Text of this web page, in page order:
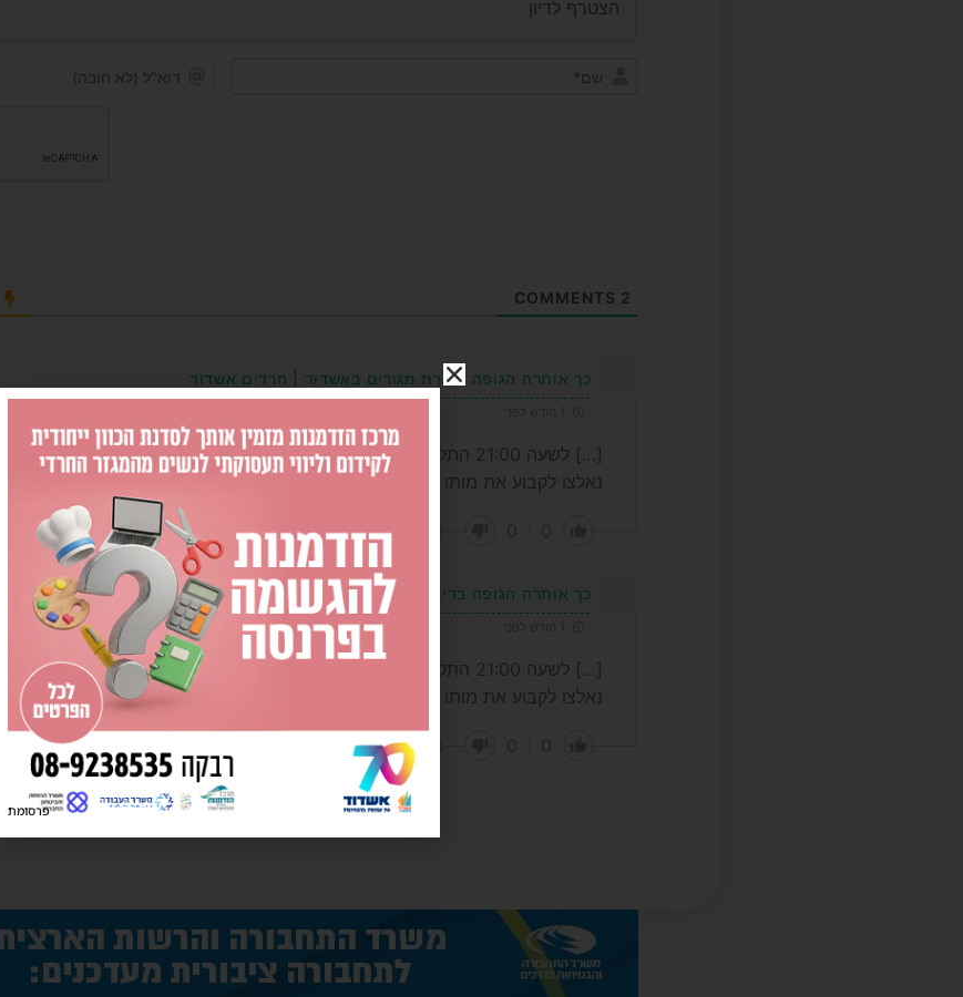
2
כך אותרה הגופה בדירת מגורים באשדוד | חרדים אשדוד
[…] לשעה 21:00 התקבל דיווח על גופת אדם שאותרה בדירת מגורים בעיר.
נאלצו לקבוע את מותו של האדם, […]
הגב לתגובה
כך אותרה הגופה בדירת המגורים באשדוד | חרדים אשדוד
[…] לשעה 21:00 התקבל דיווח על גופת אדם שאותרה בדירת מגורים בעיר.
נאלצו לקבוע את מותו של האדם, […]
הגב לתגובה
פרסומת